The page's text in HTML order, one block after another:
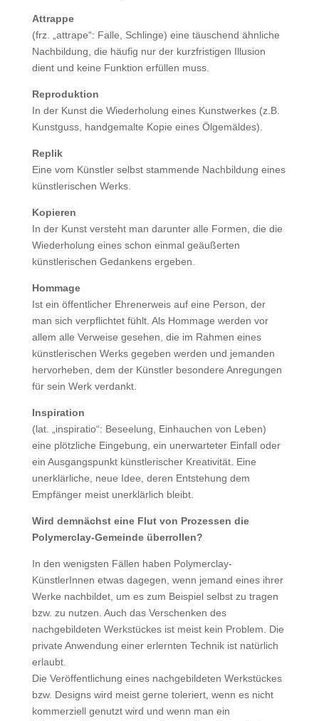
Attrappe
(frz. „attrape“: Falle, Schlinge) eine täuschend ähnliche
Nachbildung, die häufig nur der kurzfristigen Illusion
dient und keine Funktion erfüllen muss.
Reproduktion
In der Kunst die Wiederholung eines Kunstwerkes (z.B.
Kunstguss, handgemalte Kopie eines Ölgemäldes).
Replik
Eine vom Künstler selbst stammende Nachbildung eines
künstlerischen Werks.
Kopieren
In der Kunst versteht man darunter alle Formen, die die
Wiederholung eines schon einmal geäußerten
künstlerischen Gedankens ergeben.
Hommage
Ist ein öffentlicher Ehrenerweis auf eine Person, der
man sich verpflichtet fühlt. Als Hommage werden vor
allem alle Verweise gesehen, die im Rahmen eines
künstlerischen Werks gegeben werden und jemanden
hervorheben, dem der Künstler besondere Anregungen
für sein Werk verdankt.
Inspiration
(lat. „inspiratio“: Beseelung, Einhauchen von Leben)
eine plötzliche Eingebung, ein unerwarteter Einfall oder
ein Ausgangspunkt künstlerischer Kreativität. Eine
unerklärliche, neue Idee, deren Entstehung dem
Empfänger meist unerklärlich bleibt.
Wird demnächst eine Flut von Prozessen die
Polymerclay-Gemeinde überrollen?
In den wenigsten Fällen haben Polymerclay-
KünstlerInnen etwas dagegen, wenn jemand eines ihrer
Werke nachbildet, um es zum Beispiel selbst zu tragen
bzw. zu nutzen. Auch das Verschenken des
nachgebildeten Werkstückes ist meist kein Problem. Die
private Anwendung einer erlernten Technik ist natürlich
erlaubt.
Die Veröffentlichung eines nachgebildeten Werkstückes
bzw. Designs wird meist gerne toleriert, wenn es nicht
kommerziell genutzt wird und wenn man ein